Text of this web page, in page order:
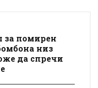
за помирен
низ
да спречи